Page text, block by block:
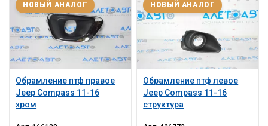
Обрамление птф правое
Jeep Compass 11-16
хром
НОВЫЙ АНАЛОГ
Обрамление птф левое
Jeep Compass 11-16
структура
НОВЫЙ АНАЛОГ